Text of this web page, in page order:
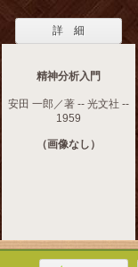
詳 細
精神分析入門
安田 一郎／著 -- 光文社 --
1959
（画像なし）